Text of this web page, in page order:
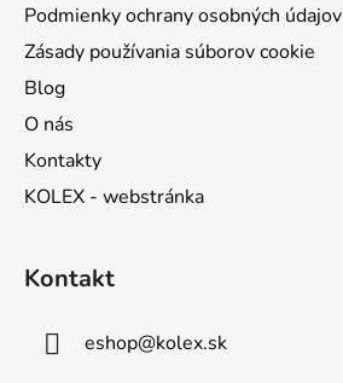
Podmienky ochrany osobných údajov
Zásady používania súborov cookie
Blog
O nás
Kontakty
KOLEX - webstránka
Kontakt
eshop@kolex.sk